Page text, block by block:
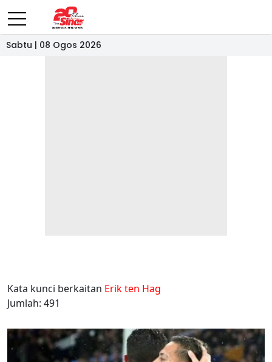
Sabtu | 08 Ogos 2026
Kata kunci berkaitan Erik ten Hag
Jumlah: 491